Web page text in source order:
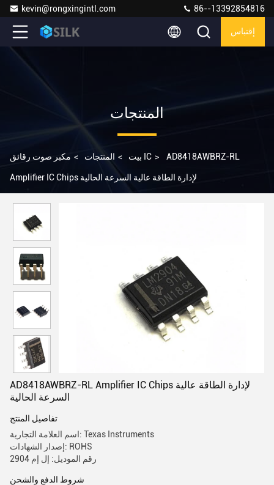
kevin@rongxingintl.com 86--13392854816
إقتباس
المنتجات
بيت > المنتجات > مكبر صوت رقائق IC > AD8418AWBRZ-RL
Amplifier IC Chips لإدارة الطاقة عالية السرعة الحالية
AD8418AWBRZ-RL Amplifier IC Chips لإدارة الطاقة عالية
السرعة الحالية
تفاصيل المنتج
اسم العلامة التجارية: Texas Instruments
إصدار الشهادات: ROHS
رقم الموديل: إل إم 2904
شروط الدفع والشحن